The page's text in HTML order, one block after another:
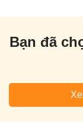
Bạn đã